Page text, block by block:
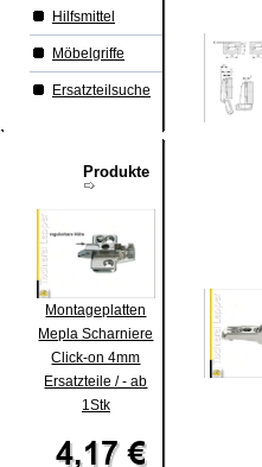
Hilfsmittel
Möbelgriffe
Ersatzteilsuche
Produkte
Montageplatten
Mepla Scharniere
Click-on 4mm
Ersatzteile / - ab
1Stk